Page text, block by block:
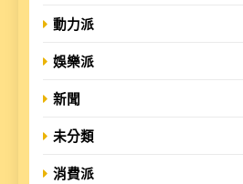
動力派
娛樂派
新聞
未分類
消費派